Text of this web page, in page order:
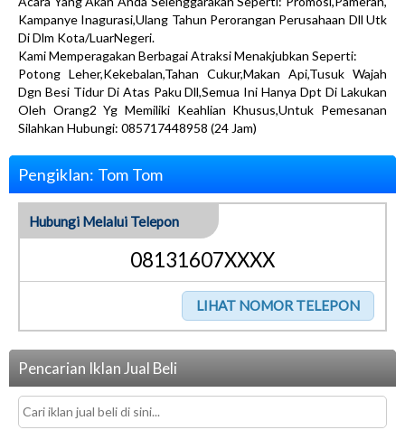
Kampanye Inagurasi,Ulang Tahun Perorangan Perusahaan Dll Utk
Di Dlm Kota/LuarNegeri.
Kami Memperagakan Berbagai Atraksi Menakjubkan Seperti:
Potong Leher,Kekebalan,Tahan Cukur,Makan Api,Tusuk Wajah
Dgn Besi Tidur Di Atas Paku Dll,Semua Ini Hanya Dpt Di Lakukan
Oleh Orang2 Yg Memiliki Keahlian Khusus,Untuk Pemesanan
Silahkan Hubungi: 085717448958 (24 Jam)
Pengiklan: Tom Tom
Hubungi Melalui Telepon
08131607XXXX
Pencarian Iklan Jual Beli